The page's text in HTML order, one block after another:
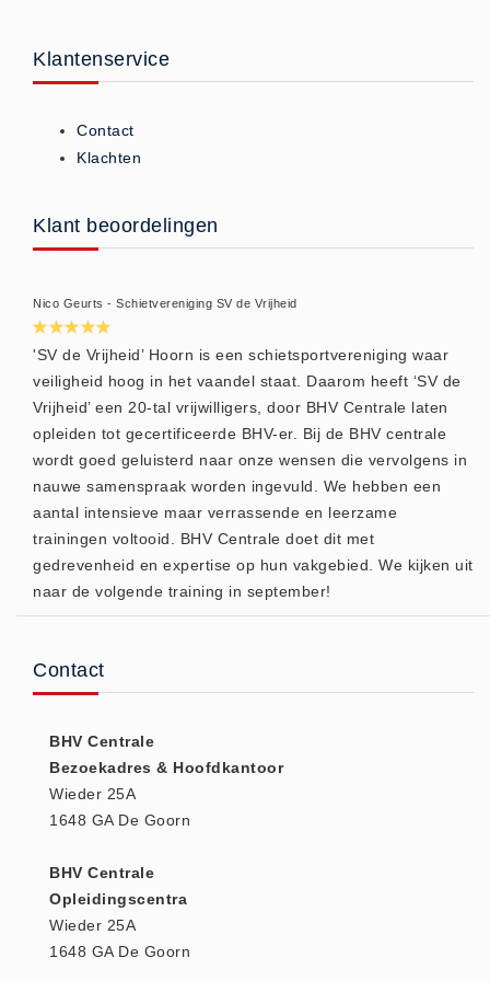
Brandvertragend
Brandwondmaterialen
Brandwondmaterialen -
CO2 meters
CO2 meters (0)
COVID-19 artikelen (0)
COVID-19 artikelen
COVID-19 artikelen (0)
Drogisterij
Desinfectants (6)
Geneesmiddelen (0)
Huidverzorging (5)
Koud - Warm kompressen (3)
Overige (1)
Spieren en gewrichten (0)
Vitamines en mineralen (0)
Eerste Hulp Paneel (0)
Evacuatie (19)
Noodverlichting (1)
Stoelen (5)
Zaklampen (9)
Klantenservice
Contact
Klachten
Klant beoordelingen
Nico Geurts - Schietvereniging SV de Vrijheid
'SV de Vrijheid’ Hoorn is een schietsportvereniging waar
veiligheid hoog in het vaandel staat. Daarom heeft ‘SV de
Vrijheid’ een 20-tal vrijwilligers, door BHV Centrale laten
opleiden tot gecertificeerde BHV-er. Bij de BHV centrale
wordt goed geluisterd naar onze wensen die vervolgens in
nauwe samenspraak worden ingevuld. We hebben een
aantal intensieve maar verrassende en leerzame
trainingen voltooid. BHV Centrale doet dit met
gedrevenheid en expertise op hun vakgebied. We kijken uit
naar de volgende training in september!
Contact
BHV Centrale
Bezoekadres & Hoofdkantoor
Wieder 25A
1648 GA De Goorn
BHV Centrale
Opleidingscentra
Wieder 25A
1648 GA De Goorn